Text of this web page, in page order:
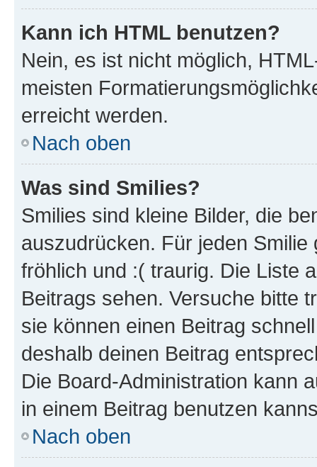
Kann ich HTML benutzen?
Nein, es ist nicht möglich,
meisten
erreicht werden.
Nach oben
Was sind Smilies?
Smilies sind kleine Bilder, die
auszudrücken. Für jeden
fröhlich und :( traurig. Die Liste
Beitrags sehen. Versuche bitte
sie können einen Beitrag
deshalb deinen Beitrag
Die Board-Administration kann
in einem Beitrag benutzen
Nach oben